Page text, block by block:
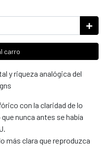
carro
y riqueza analógica del
con la claridad de lo
nunca antes se había
más clara que reproduzca